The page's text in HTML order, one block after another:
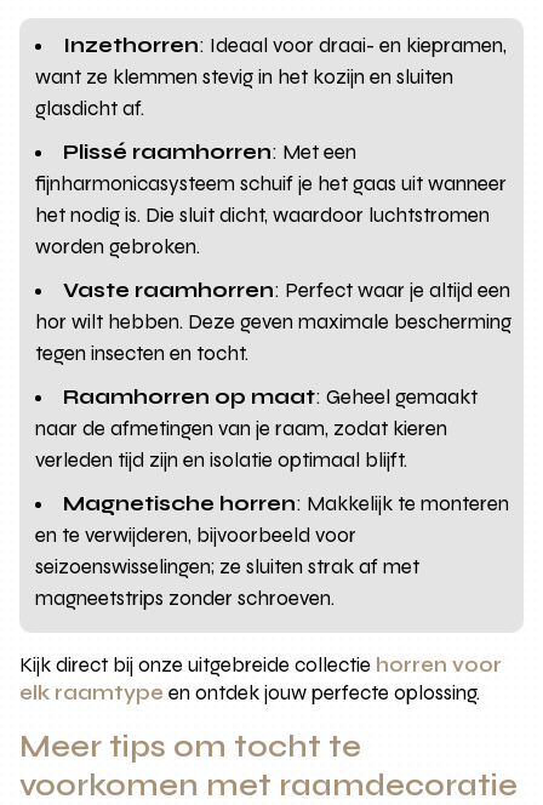
Inzethorren: Ideaal voor draai- en kiepramen,
want ze klemmen stevig in het kozijn en sluiten
glasdicht af.
Plissé raamhorren: Met een
fijnharmonicasysteem schuif je het gaas uit wanneer
het nodig is. Die sluit dicht, waardoor luchtstromen
worden gebroken.
Vaste raamhorren: Perfect waar je altijd een
hor wilt hebben. Deze geven maximale bescherming
tegen insecten en tocht.
Raamhorren op maat: Geheel gemaakt
naar de afmetingen van je raam, zodat kieren
verleden tijd zijn en isolatie optimaal blijft.
Magnetische horren: Makkelijk te monteren
en te verwijderen, bijvoorbeeld voor
seizoenswisselingen; ze sluiten strak af met
magneetstrips zonder schroeven.
Kijk direct bij onze uitgebreide collectie horren voor
elk raamtype en ontdek jouw perfecte oplossing.
Meer tips om tocht te
voorkomen met raamdecoratie